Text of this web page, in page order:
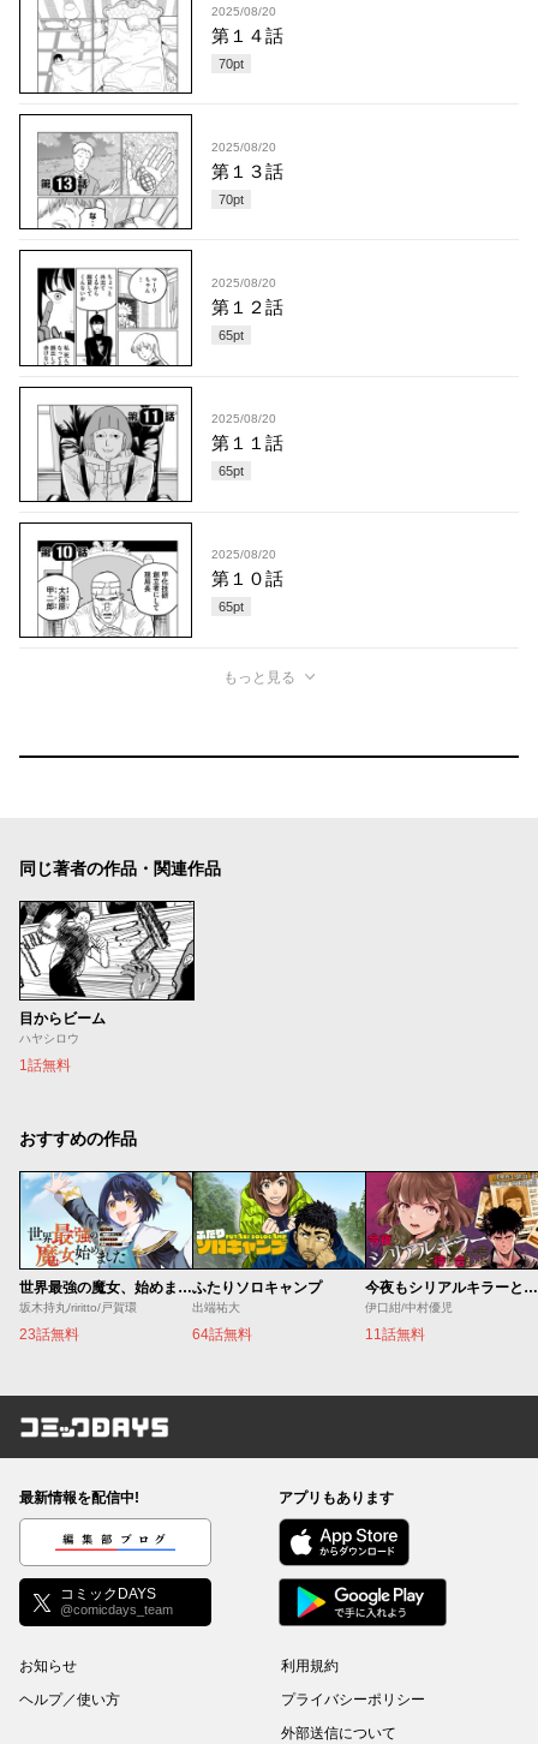
2025/08/20
第１４話
70pt
2025/08/20
第１３話
70pt
2025/08/20
第１２話
65pt
2025/08/20
第１１話
65pt
2025/08/20
第１０話
65pt
もっと見る
同じ著者の作品・関連作品
目からビーム
ハヤシロウ
1話無料
おすすめの作品
世界最強の魔女、始めました ～私だけ『攻略サイト』を見れる世界で自由に生きます～
坂木持丸/riritto/戸賀環
23話無料
ふたりソロキャンプ
出端祐大
64話無料
今夜もシリアルキラーと待ち合わせ
伊口紺/中村優児
11話無料
コミックDAYS
最新情報を配信中!
編集部ブログ
コミックDAYS
@comicdays_team
アプリもあります
お知らせ
ヘルプ／使い方
利用規約
プライバシーポリシー
外部送信について